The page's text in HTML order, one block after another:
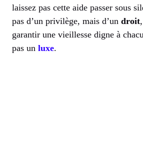
laissez pas cette aide passer sous
pas d’un privilège, mais d’un droit
garantir une vieillesse digne à
pas un luxe.